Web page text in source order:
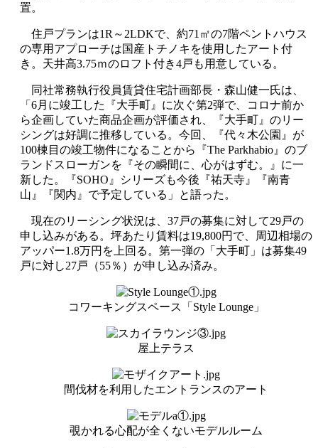
置。
住戸プランは1R～2LDKで、約71㎡の7階ペントハウス
の専用アプローチは国産トチノキを使用したアート付
き。天井高3.75ｍのロフト付き4戸も用意している。
同社常務執行役員賃貸住宅計画部長・森山健一氏は、
「6月に竣工した『大手町』に次ぐ第2弾で、コロナ前か
ら企画していた商品企画が評価され、『大手町』のリー
シングは好調に推移している。今回、『代々木公園』が
100棟目の竣工物件になることから『The Parkhabio』のブ
ランドスローガンを『その瞬間に、心がはずむ。』に一
新した。『SOHO』シリーズも今後『祐天寺』『南青
山』『関内』で予定している」と語った。
現在のリーシング状況は、37戸の募集に対して29戸の
申し込みがある。坪あたり賃料は19,800円で、周辺相場の
アッパー1.8万円を上回る。第一弾の「大手町」は募集49
戸に対し27戸（55％）が申し込み済み。
コワーキングスペース「Style Lounge」
屋上テラス
間伐材を利用したエントランスのアート
覗かれる心配が全くないモデルルーム